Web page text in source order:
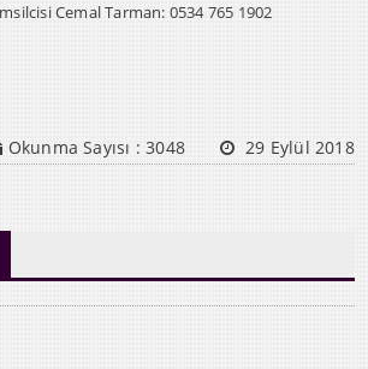
Cemal Tarman: 0534 765 1902
Okunma Sayısı :3048 29 Eylül 2018